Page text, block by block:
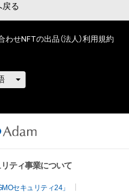
戻る
わせNFTの出品（法人）利用規約
ティ事業について
セキュリティ24」